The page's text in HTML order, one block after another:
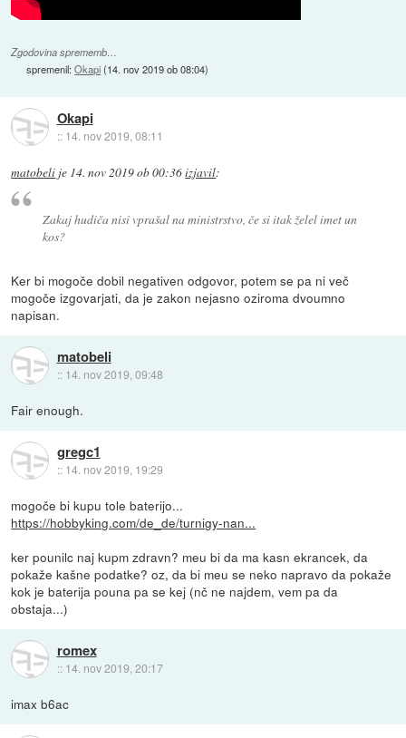
Zgodovina sprememb…
spremenil:Okapi(14. nov 2019 ob 08:04)
Okapi
:: 14. nov 2019, 08:11
matobeli je 14. nov 2019 ob 00:36izjavil:
Zakaj hudiča nisi vprašal na ministrstvo, če si itak želel imet un
kos?
Ker bi mogoče dobil negativen odgovor, potem se pa ni več
mogoče izgovarjati, da je zakon nejasno oziroma dvoumno
napisan.
matobeli
:: 14. nov 2019, 09:48
Fair enough.
gregc1
:: 14. nov 2019, 19:29
mogoče bi kupu tole baterijo...
https://hobbyking.com/de_de/turnigy-nan...
ker pounilc naj kupm zdravn? meu bi da ma kasn ekrancek, da
pokaže kašne podatke? oz, da bi meu se neko napravo da pokaže
kok je baterija pouna pa se kej (nč ne najdem, vem pa da
obstaja...)
romex
:: 14. nov 2019, 20:17
imax b6ac